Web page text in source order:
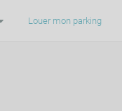
Louer mon parking